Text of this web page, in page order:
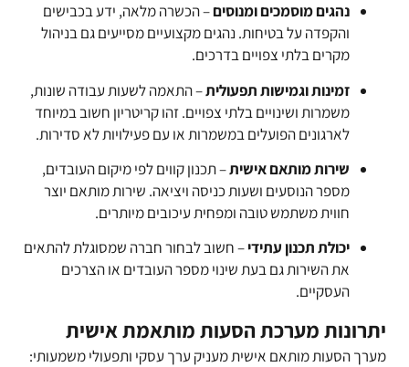
נהגים מוסמכים ומנוסים– הכשרה מלאה, ידע בכבישים
והקפדה על בטיחות. נהגים מקצועיים מסייעים גם בניהול
מקרים בלתי צפויים בדרכים.
זמינות וגמישות תפעולית– התאמה לשעות עבודה שונות,
משמרות ושינויים בלתי צפויים. זהו קריטריון חשוב במיוחד
לארגונים הפועלים במשמרות או עם פעילויות לא סדירות.
שירות מותאם אישית– תכנון קווים לפי מיקום העובדים,
מספר הנוסעים ושעות כניסה ויציאה. שירות מותאם יוצר
חווית משתמש טובה ומפחית עיכובים מיותרים.
יכולת תכנון עתידי– חשוב לבחור חברה שמסוגלת להתאים
את השירות גם בעת שינוי מספר העובדים או הצרכים
העסקיים.
יתרונות מערכת הסעות מותאמת אישית
מערך הסעות מותאם אישית מעניק ערך עסקי ותפעולי משמעותי: